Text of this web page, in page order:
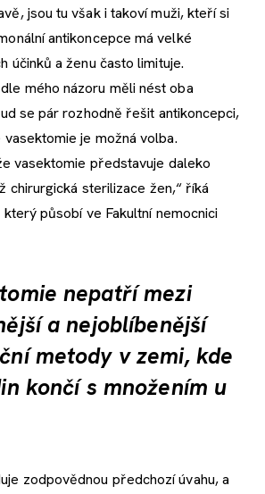
jsou tu však i takoví muži, kteří si
antikoncepce má velké
účinků a ženu často limituje.
mého názoru měli nést oba
se pár rozhodně řešit antikoncepci,
je možná volba.
vasektomie představuje daleko
chirurgická sterilizace žen,“ říká
působí ve Fakultní nemocnici
nepatří mezi
a nejoblíbenější
metody v zemi, kde
končí s množením u
zodpovědnou předchozí úvahu, a